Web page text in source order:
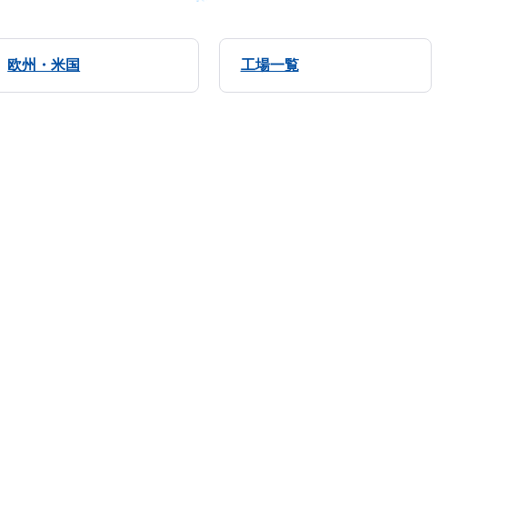
欧州・米国 工場一覧